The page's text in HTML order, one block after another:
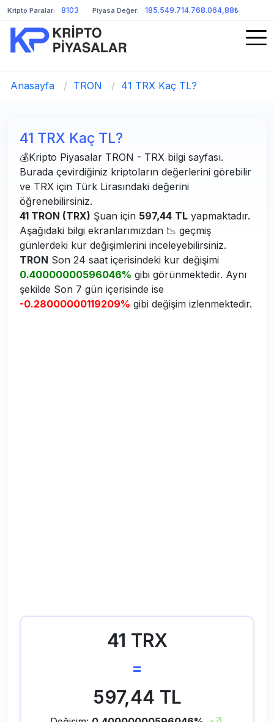
Kripto Paralar: 8103 Piyasa Değer: 185.549.714.768.064,88₺
Anasayfa / TRON / 41 TRX Kaç TL?
41 TRX Kaç TL?
💰Kripto Piyasalar TRON - TRX bilgi sayfası.
Burada çevirdiğiniz kriptoların değerlerini görebilir
ve TRX için Türk Lirasındaki değerini
öğrenebilirsiniz.
41 TRON (TRX) Şuan için 597,44 TL yapmaktadır.
Aşağıdaki bilgi ekranlarımızdan 📉 geçmiş
günlerdeki kur değişimlerini inceleyebilirsiniz.
TRON Son 24 saat içerisindeki kur değişimi
0.40000000596046% gibi görünmektedir. Aynı
şekilde Son 7 gün içerisinde ise
-0.28000000119209% gibi değişim izlenmektedir.
41 TRX
=
597,44 TL